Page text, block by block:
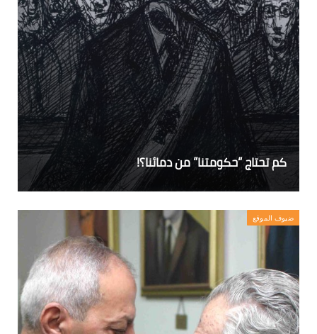
كم تحتاج “حكومتنا” من دمائنا؟!
ضيوف الموقع